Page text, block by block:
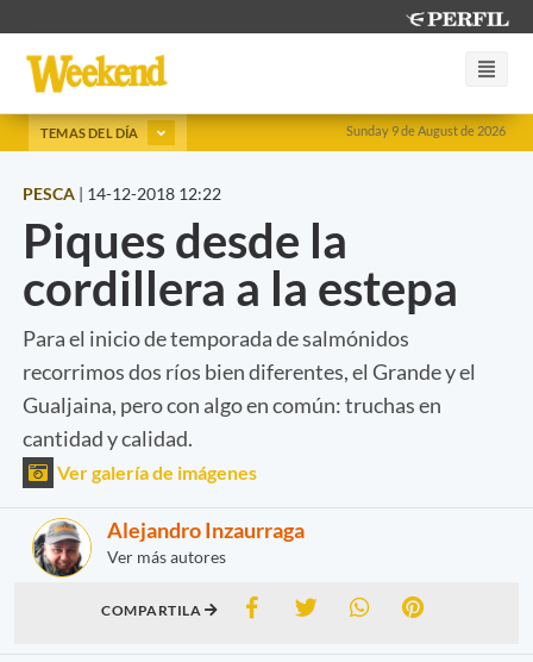
Sunday 9 de August de 2026
TEMAS DEL DÍA
PESCA | 14-12-2018 12:22
Piques desde la
cordillera a la estepa
Para el inicio de temporada de salmónidos
recorrimos dos ríos bien diferentes, el Grande y el
Gualjaina, pero con algo en común: truchas en
cantidad y calidad.
Ver galería de imágenes
Alejandro Inzaurraga
Ver más autores
COMPARTILA